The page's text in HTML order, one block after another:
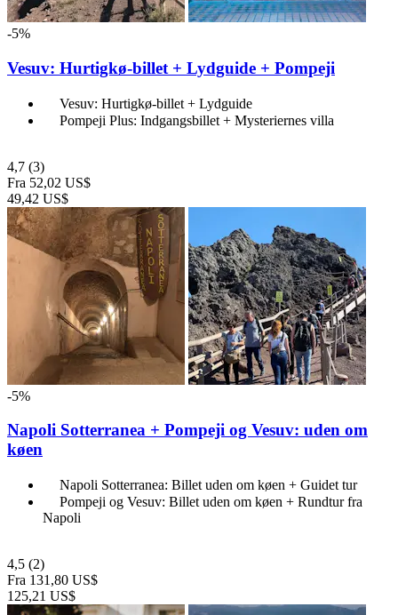
-5%
Vesuv: Hurtigkø-billet + Lydguide + Pompeji
Vesuv: Hurtigkø-billet + Lydguide
Pompeji Plus: Indgangsbillet + Mysteriernes villa
4,7 (3)
Fra 52,02 US$
49,42 US$
-5%
Napoli Sotterranea + Pompeji og Vesuv: uden om
køen
Napoli Sotterranea: Billet uden om køen + Guidet tur
Pompeji og Vesuv: Billet uden om køen + Rundtur fra
Napoli
4,5 (2)
Fra 131,80 US$
125,21 US$